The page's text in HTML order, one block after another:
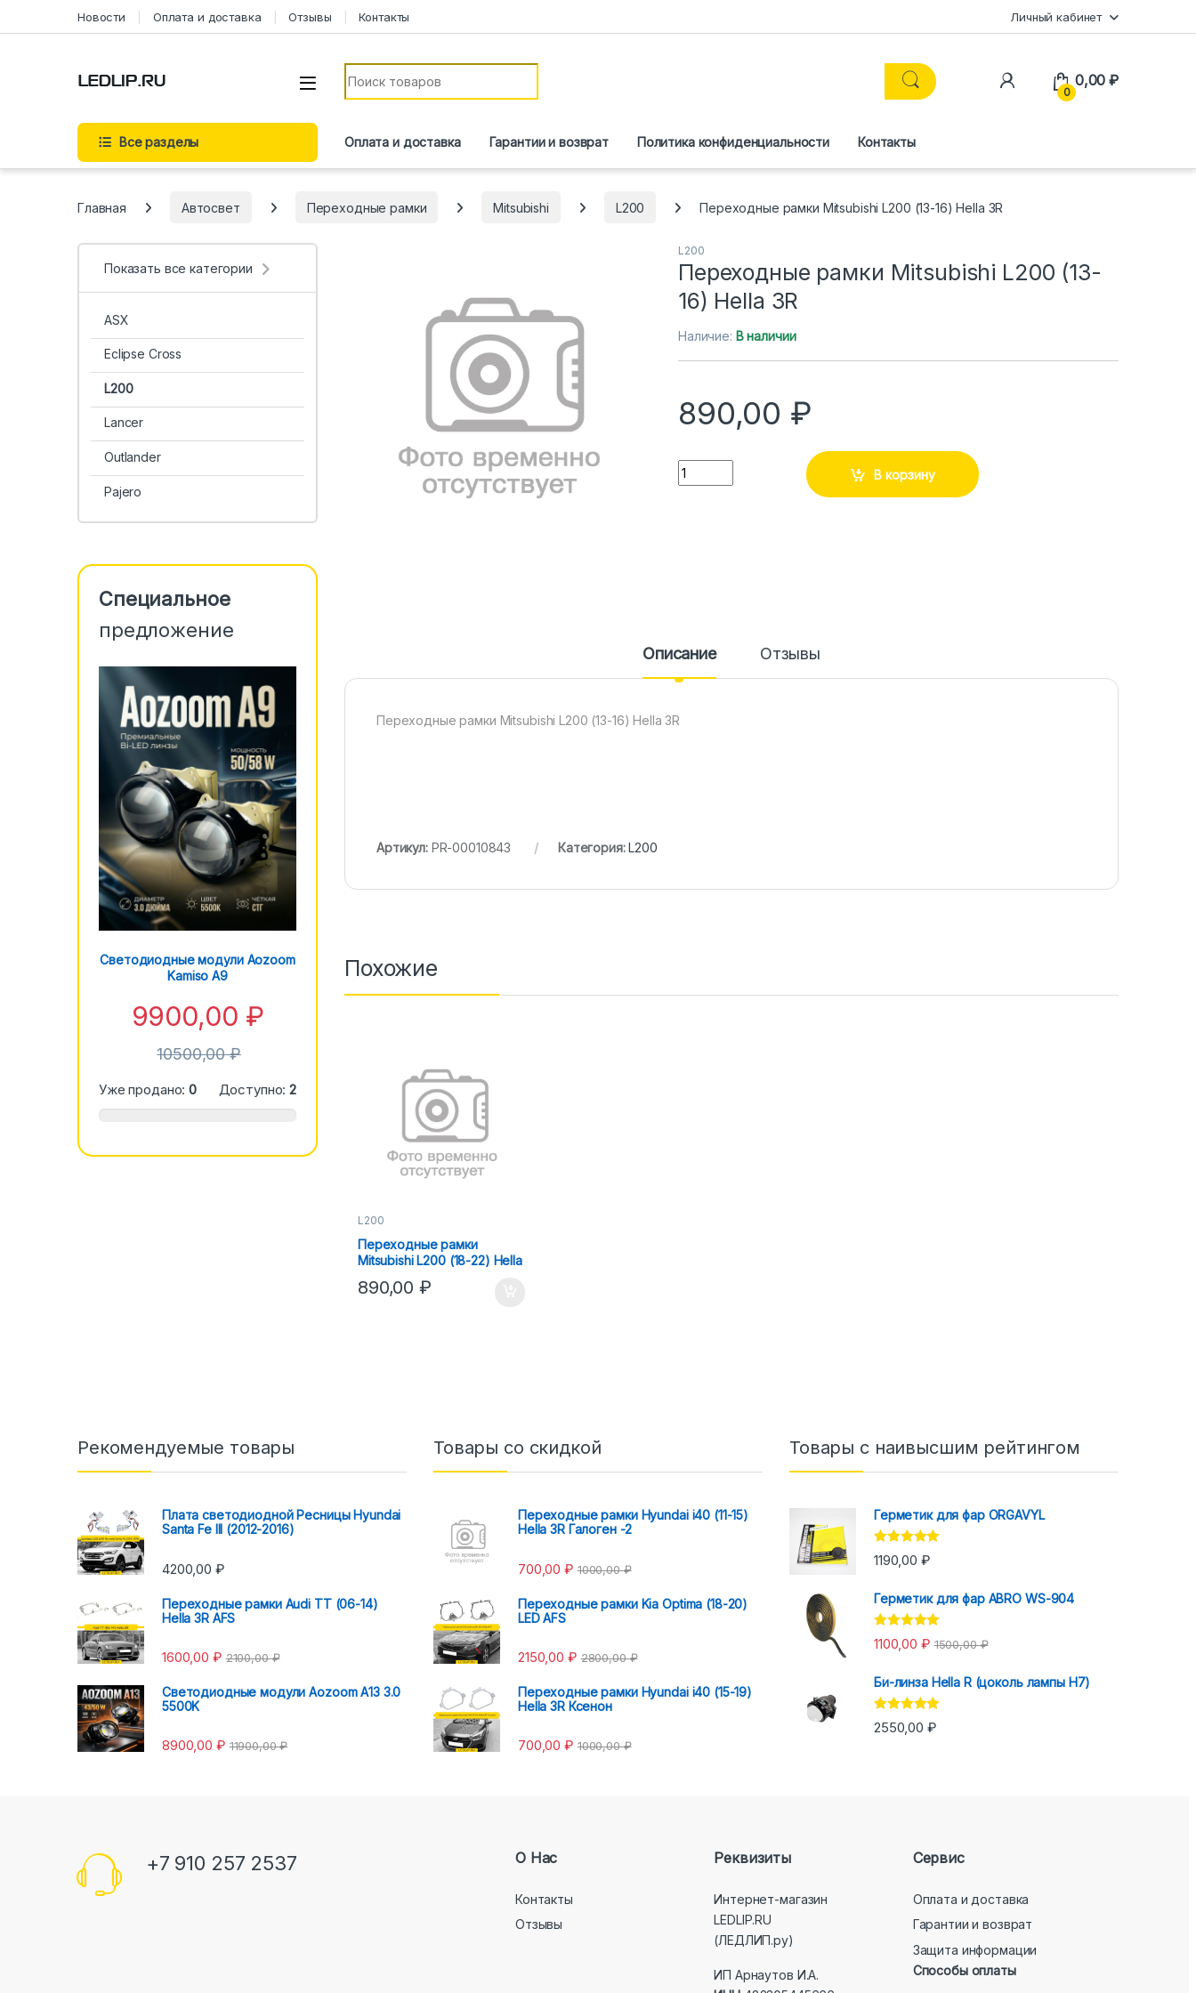
Перейти к содержимому
Новости Оплата и доставка Отзывы Контакты Личный кабинет
Искать:
0
0,00₽
Все разделы Оплата и доставка Гарантии и возврат Политика конфиденциальности Контакты
Главная Автосвет Переходные рамки Mitsubishi L200 Переходные рамки Mitsubishi L200 (13-16) Hella 3R
L200
Переходные рамки Mitsubishi L200 (13-
16) Hella 3R
Наличие: В наличии
890,00 ₽
Количество
В корзину
Описание Отзывы
Переходные рамки Mitsubishi L200 (13-16) Hella 3R
Артикул: PR-00010843 Категория:L200
Похожие
L200
Переходные рамки
Mitsubishi L200 (18-22) Hella
890,00₽
Показать все категории
ASX
Eclipse Cross
L200
Lanсer
Outlander
Pajero
Специальное
предложение
Светодиодные модули Aozoom
Kamiso A9
9900,00 ₽
10500,00₽
Уже продано:0 Доступно:2
Рекомендуемые товары
Плата светодиодной Ресницы Hyundai
Santa Fe III (2012-2016)
4200,00 ₽
Переходные рамки Audi TT (06-14)
Hella 3R AFS
1600,00 ₽ 2100,00₽
Светодиодные модули Aozoom A13 3.0
5500K
8900,00 ₽ 11900,00₽
Товары со скидкой
Переходные рамки Hyundai i40 (11-15)
Hella 3R Галоген -2
700,00₽ 1000,00₽
Переходные рамки Kia Optima (18-20)
LED AFS
2150,00 ₽ 2800,00₽
Переходные рамки Hyundai i40 (15-19)
Hella 3R Ксенон
700,00₽ 1000,00₽
Товары с наивысшим рейтингом
Герметик для фар ORGAVYL
Оценка 5.00
из 5
1190,00 ₽
Герметик для фар ABRO WS-904
Оценка 5.00
из 5
1100,00 ₽ 1500,00₽
Би-линза Hella R (цоколь лампы H7)
Оценка5.00
из 5
2550,00 ₽
+7 910 257 2537 О Нас
Контакты
Отзывы
Реквизиты
Интернет-магазин
LEDLIP.RU
(ЛЕДЛИП.ру)
ИП Арнаутов И.А.
Сервис
Оплата и доставка
Гарантии и возврат
Защита информации
Способы оплаты